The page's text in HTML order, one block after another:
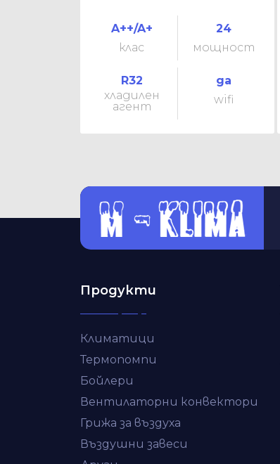
A++/A+
клас
24
мощност
R32
хладилен
агент
да
wifi
Продукти
Климатици
Термопомпи
Бойлери
Вентилаторни конвектори
Грижа за въздуха
Въздушни завеси